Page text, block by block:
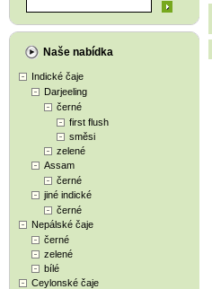
Naše nabídka
Indické čaje
Darjeeling
černé
first flush
směsi
zelené
Assam
černé
jiné indické
černé
Nepálské čaje
černé
zelené
bílé
Ceylonské čaje